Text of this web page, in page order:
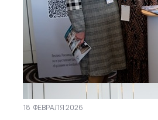
18 ФЕВРАЛЯ 2026